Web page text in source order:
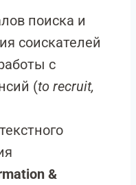
поиска и
соискателей
с
(to recruit,
&